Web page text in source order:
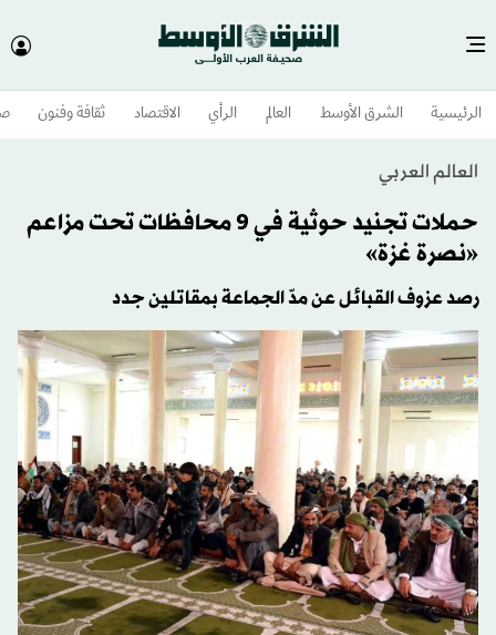
الرئيسية الشرق الأوسط​ العالم الرأي الاقتصاد ثقافة وفنون
العالم العربي
حملات تجنيد حوثية في 9 محافظات تحت مزاعم
«نصرة غزة»
رصد عزوف القبائل عن مدّ الجماعة بمقاتلين جدد